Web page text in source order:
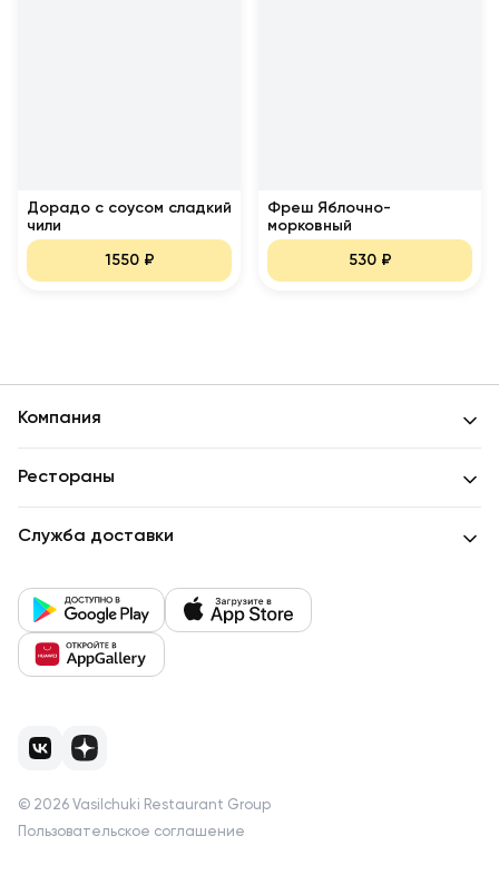
Дорадо с соусом сладкий
чили
1550₽
Фреш Яблочно-
морковный
530₽
Компания
Рестораны
Служба доставки
© 2026 Vasilchuki Restaurant Group
Пользовательское соглашение